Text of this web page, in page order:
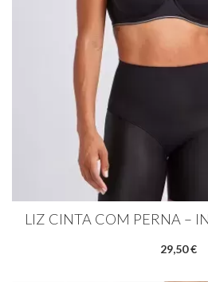
LIZ CINTA COM PERNA –
29,50 €